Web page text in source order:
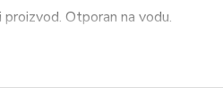
Otporan na vodu.
suncu ravnomjerno i